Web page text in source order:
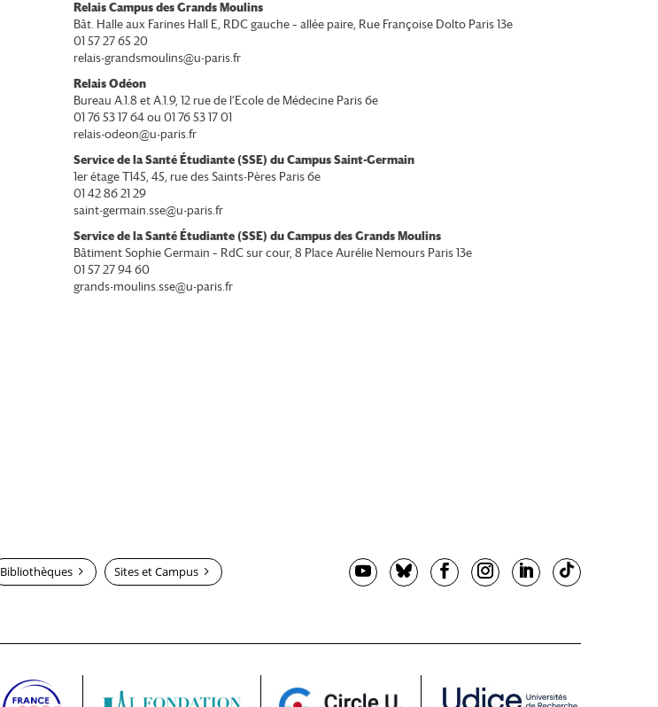
Relais Campus des Grands Moulins
Bât. Halle aux Farines Hall E, RDC gauche – allée paire, Rue Françoise Dolto Paris 13e
01 57 27 65 20
relais-grandsmoulins@u-paris.fr
Relais Odéon
Bureau A.1.8 et A.1.9, 12 rue de l’Ecole de Médecine Paris 6e
01 76 53 17 64 ou 01 76 53 17 01
relais-odeon@u-paris.fr
Service de la Santé Étudiante (SSE) du Campus Saint-Germain
1er étage T145, 45, rue des Saints-Pères Paris 6e
01 42 86 21 29
saint-germain.sse@u-paris.fr
Service de la Santé Étudiante (SSE) du Campus des Grands Moulins
Bâtiment Sophie Germain – RdC sur cour, 8 Place Aurélie Nemours Paris 13e
01 57 27 94 60
grands-moulins.sse@u-paris.fr
Bibliothèques
Sites et Campus